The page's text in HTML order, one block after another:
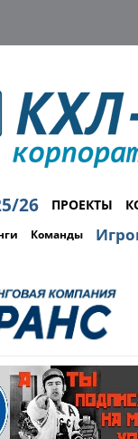
26 ПРОЕКТЫ
Команды